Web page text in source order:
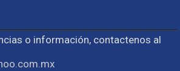
o información, contactenos al